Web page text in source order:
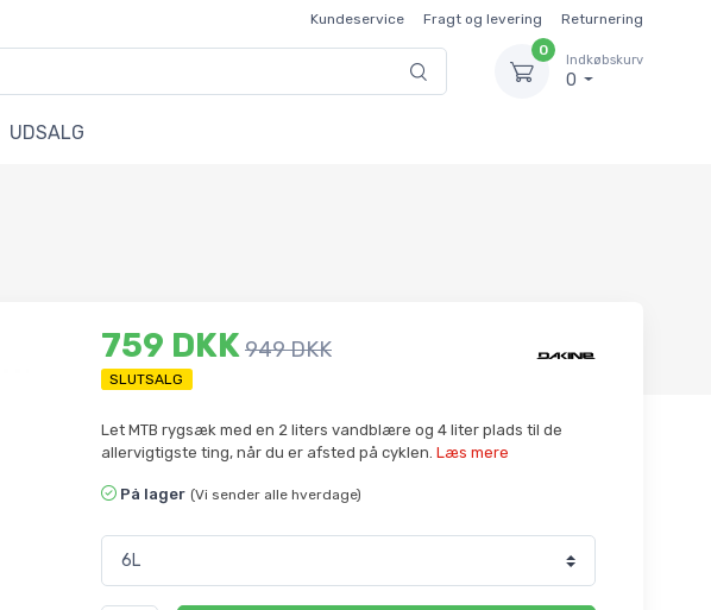
Kundeservice Fragt og levering
Returnering
0
Indkøbskurv
0
UDSALG
759 DKK949 DKK
SLUTSALG
Let MTB rygsæk med en 2 liters vandblære og 4 liter plads til de
allervigtigste ting, når du er afsted på cyklen. Læs mere
På lager (Vi sender alle hverdage)